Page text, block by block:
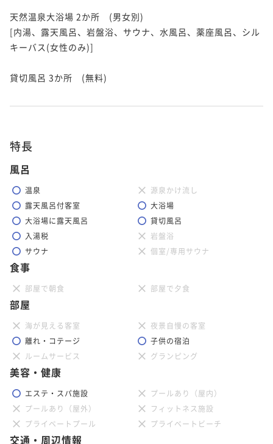
天然温泉大浴場 2か所　(男女別)
[内湯、露天風呂、岩盤浴、サウナ、水風呂、薬座風呂、シル
キーバス(女性のみ)]
貸切風呂 3か所　(無料)
特長
風呂
温泉
源泉かけ流し
露天風呂付客室
大浴場
大浴場に露天風呂
貸切風呂
入湯税
岩盤浴
サウナ
個室/専用サウナ
食事
部屋で朝食 部屋で夕食
部屋
海が見える客室
夜景自慢の客室
離れ・コテージ
子供の宿泊
ルームサービス
グランピング
美容・健康
エステ・スパ施設
プールあり（屋内）
プールあり（屋外）
フィットネス施設
プライベートプール
プライベートビーチ
交通・周辺情報